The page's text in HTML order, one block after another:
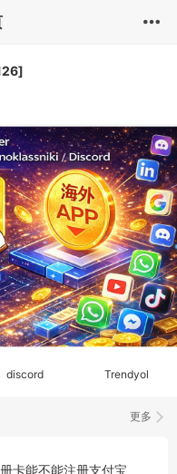
discord Trendyol
更多
卡能不能注册支付宝